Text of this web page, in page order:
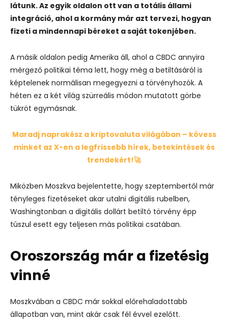
látunk. Az egyik oldalon ott van a totális állami
integráció, ahol a kormány már azt tervezi, hogyan
fizeti a mindennapi béreket a saját tokenjében.
A másik oldalon pedig Amerika áll, ahol a CBDC annyira
mérgező politikai téma lett, hogy még a betiltásáról is
képtelenek normálisan megegyezni a törvényhozók. A
héten ez a két világ szürreális módon mutatott görbe
tükröt egymásnak.
Maradj naprakész a kriptovaluta világában – kövess
minket az X-en a legfrissebb hírek, betekintések és
trendekért!🚀
Miközben Moszkva bejelentette, hogy szeptembertől már
tényleges fizetéseket akar utalni digitális rubelben,
Washingtonban a digitális dollárt betiltó törvény épp
túszul esett egy teljesen más politikai csatában.
Oroszország már a fizetésig
vinné
Moszkvában a CBDC már sokkal előrehaladottabb
állapotban van, mint akár csak fél évvel ezelőtt.